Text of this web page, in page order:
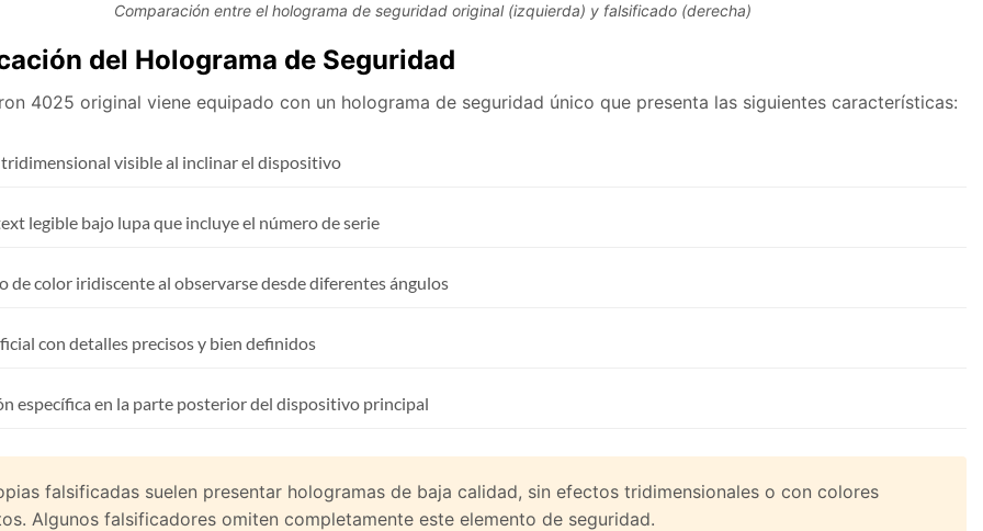
Comparación entre el holograma de seguridad original (izquierda) y falsificado (derecha)
del Holograma de Seguridad
4025 original viene equipado con un holograma de seguridad único que presenta las siguientes características:
visible al inclinar el dispositivo
legible bajo lupa que incluye el número de serie
de color iridiscente al observarse desde diferentes ángulos
con detalles precisos y bien definidos
específica en la parte posterior del dispositivo principal
falsificadas suelen presentar hologramas de baja calidad, sin efectos tridimensionales o con colores
Algunos falsificadores omiten completamente este elemento de seguridad.